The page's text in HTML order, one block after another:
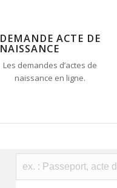
DEMANDE ACTE DE
NAISSANCE
Les demandes d’actes de
naissance en ligne.